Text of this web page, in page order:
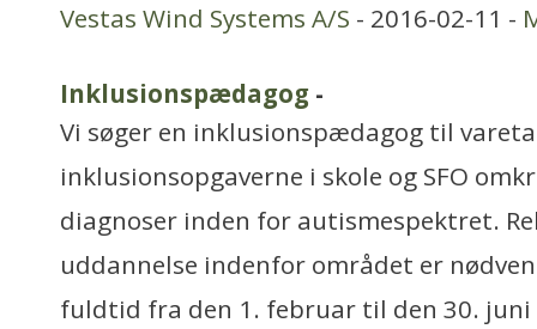
Vestas Wind Systems A/S - 2016-02-11 -
Inklusionspædagog -
Vi søger en inklusionspædagog til
inklusionsopgaverne i skole og SFO
diagnoser inden for autismespektret.
uddannelse indenfor området er
fuldtid fra den 1. februar til den 30. juni